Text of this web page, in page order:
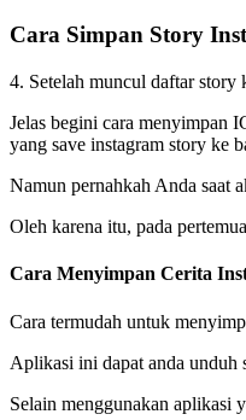
Cara Simpan Story
4. Setelah muncul daftar
Jelas begini cara menyimpan
yang save instagram story ke
Namun pernahkah Anda saat
Oleh karena itu, pada
Cara Menyimpan Cerita
Cara termudah untuk
Aplikasi ini dapat anda unduh
Selain menggunakan aplikasi